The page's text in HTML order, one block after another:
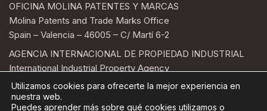
OFICINA MOLINA PATENTES Y MARCAS
Molina Patents and Trade Marks Office
Spain – Valencia – 46005 – C/ Martí 6-2
AGENCIA INTERNACIONAL DE PROPIEDAD INDUSTRIAL
International Industrial Property Agency
Telf. +34-963522748 | E-mail: oficmolina@oficmolina.com
POLÍTICA DE PRIVACIDAD
AVISO LEGAL
Utilizamos cookies para ofrecerte la mejor experiencia en
nuestra web.
Puedes aprender más sobre qué cookies utilizamos o